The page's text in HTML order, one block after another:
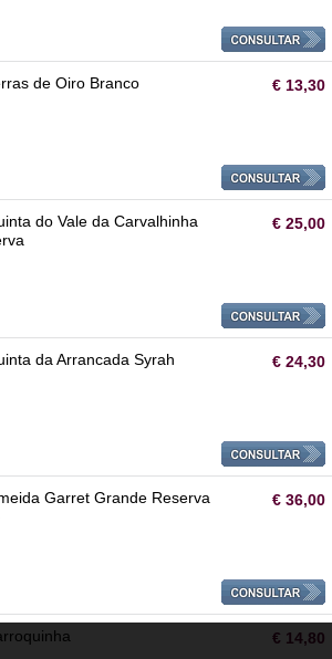
de Oiro Branco € 13,30
do Vale da Carvalhinha
€ 25,00
da Arrancada Syrah € 24,30
Garret Grande Reserva
€ 36,00
€ 14,80